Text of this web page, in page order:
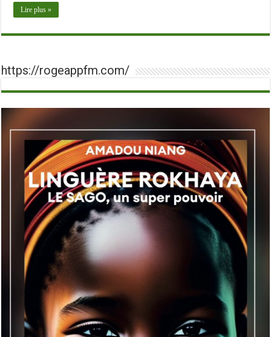
Lire plus »
https://rogeappfm.com/